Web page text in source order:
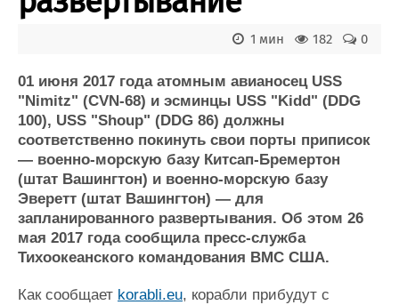
Судостроение
Компании
Репутация
Работа
Журнал
Реклама
Доска объявлений
Оборудование
Изделия
Материалы
Услуги
Конференции
Личности
Флот
Форум
0
182
1 мин
01 июня 2017 года атомным авианосец USS
"Nimitz" (CVN-68) и эсминцы USS "Kidd" (DDG
100), USS "Shoup" (DDG 86) должны
соответственно покинуть свои порты приписок
— военно-морскую базу Китсап-Бремертон
(штат Вашингтон) и военно-морскую базу
Эверетт (штат Вашингтон) — для
запланированного развертывания. Об этом 26
мая 2017 года сообщила пресс-служба
Тихоокеанского командования ВМС США.
Как сообщает korabli.eu, корабли прибудут с